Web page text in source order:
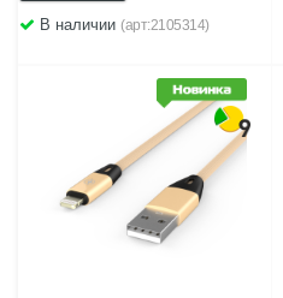
В наличии (арт:2105314)